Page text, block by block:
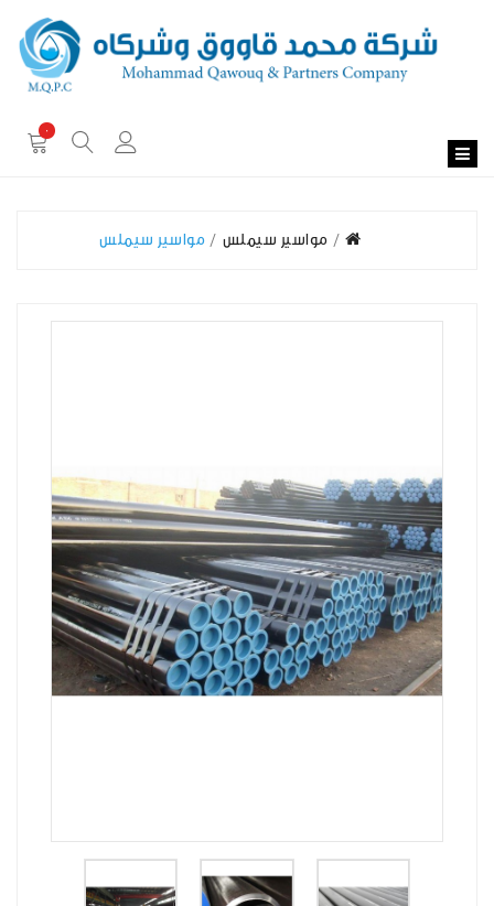
0
مواسير سيملس مواسير سيملس